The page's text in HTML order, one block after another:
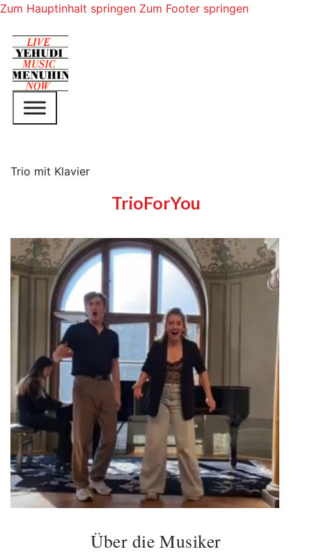
Zum Hauptinhalt springen Zum Footer springen
Trio mit Klavier
TrioForYou
Über die Musiker